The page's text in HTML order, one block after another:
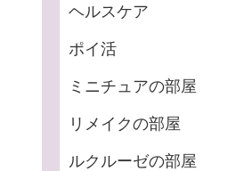
ヘルスケア
ポイ活
ミニチュアの部屋
リメイクの部屋
ルクルーゼの部屋